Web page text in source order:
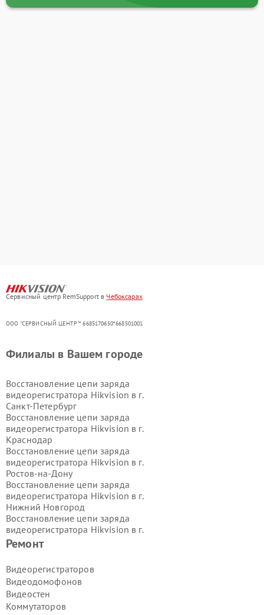
Сервисный центр RemSupport в Чебоксарах
ООО "СЕРВИСНЫЙ ЦЕНТР"* 6685170650*668501001
Ремонт
Видеорегистраторов
Видеодомофонов
Видеостен
Коммутаторов
Филиалы в Вашем городе
Восстановление цепи заряда
видеорегистратора Hikvision в г.
Санкт-Петербург
Восстановление цепи заряда
видеорегистратора Hikvision в г.
Краснодар
Восстановление цепи заряда
видеорегистратора Hikvision в г.
Ростов-на-Дону
Восстановление цепи заряда
видеорегистратора Hikvision в г.
Нижний Новгород
Восстановление цепи заряда
видеорегистратора Hikvision в г.
Новосибирск
видеорегистратора Hikvision в г.
Екатеринбург
Восстановление цепи заряда
видеорегистратора Hikvision в г.
Казань